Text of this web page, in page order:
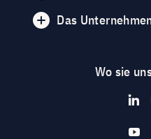
Das
Wo sie